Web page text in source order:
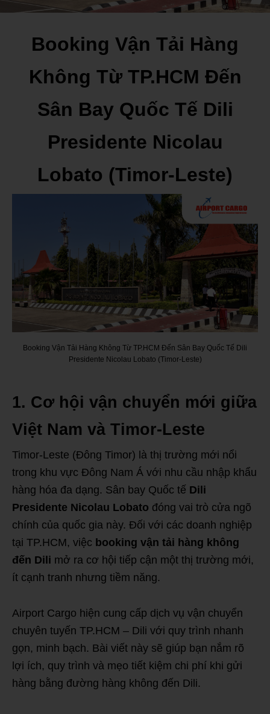
Booking Vận Tải Hàng
Không Từ TP.HCM Đến
Sân Bay Quốc Tế Dili
Presidente Nicolau
Lobato (Timor-Leste)
Booking Vận Tải Hàng Không Từ TP.HCM Đến Sân Bay Quốc Tế Dili
Presidente Nicolau Lobato (Timor-Leste)
1. Cơ hội vận chuyển mới giữa
Việt Nam và Timor-Leste
Timor-Leste (Đông Timor) là thị trường mới nổi
trong khu vực Đông Nam Á với nhu cầu nhập khẩu
hàng hóa đa dạng. Sân bay Quốc tế Dili
Presidente Nicolau Lobato đóng vai trò cửa ngõ
chính của quốc gia này. Đối với các doanh nghiệp
tại TP.HCM, việc booking vận tải hàng không
đến Dili mở ra cơ hội tiếp cận một thị trường mới,
ít cạnh tranh nhưng tiềm năng.
Airport Cargo hiện cung cấp dịch vụ vận chuyển
chuyên tuyến TP.HCM – Dili với quy trình nhanh
gọn, minh bạch. Bài viết này sẽ giúp bạn nắm rõ
lợi ích, quy trình và mẹo tiết kiệm chi phí khi gửi
hàng bằng đường hàng không đến Dili.